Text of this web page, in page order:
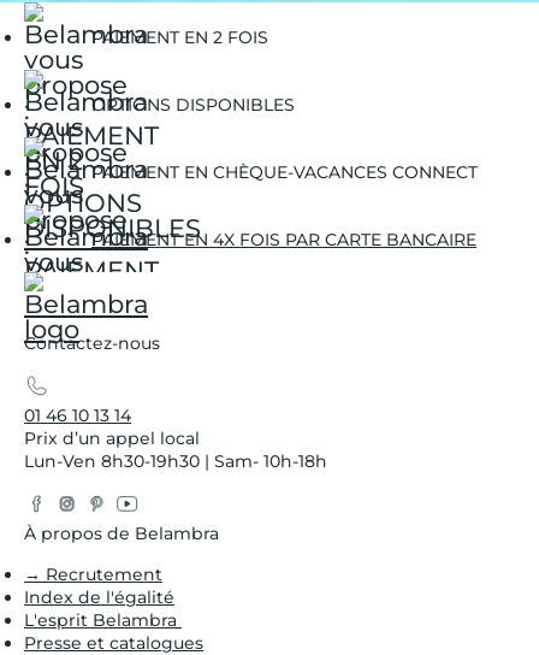
PAIEMENT EN 2 FOIS
OPTIONS DISPONIBLES
PAIEMENT EN CHÈQUE-VACANCES CONNECT
PAIEMENT EN 4X FOIS PAR CARTE BANCAIRE
Contactez-nous
01 46 10 13 14
Prix d’un appel local
Lun-Ven 8h30-19h30 | Sam- 10h-18h
Facebook
Instagram
Pinterest
YouTube
À propos de Belambra
→ Recrutement
Index de l'égalité
L'esprit Belambra
Presse et catalogues